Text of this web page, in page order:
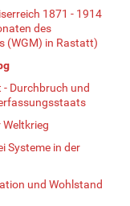
1871 - 1914
des
(WGM) in Rastatt)
Durchbruch und
Systeme in der
und Wohlstand